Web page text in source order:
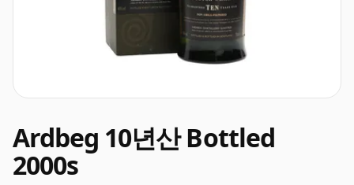
Ardbeg 10년산 Bottled
2000s